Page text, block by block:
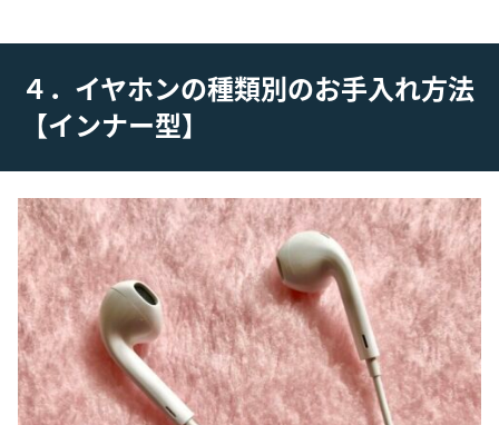
４．イヤホンの種類別のお手入れ方法
【インナー型】